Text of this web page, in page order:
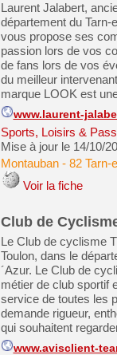
Laurent Jalabert,
département du
vous propose ses
passion lors de vos
de fans lors de vos
du meilleur
marque LOOK est
www.laurent-
Sports, Loisirs &
Mise à jour le 14/10/
Montauban- 82 Tarn-
Voir la fiche
Club de
Le Club de cyclisme
Toulon, dans le
´Azur. Le Club de
métier de club sportif
service de toutes les
demande rigueur,
qui souhaitent
www.avisclient-